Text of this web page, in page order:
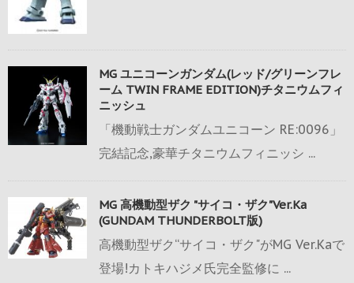
MG ユニコーンガンダム(レッド/グリーンフレ
ーム TWIN FRAME EDITION)チタニウムフィ
ニッシュ
「機動戦士ガンダムユニコーン RE:0096」
完結記念,豪華チタニウムフィニッシ ...
MG 高機動型ザク "サイコ・ザク"Ver.Ka
(GUNDAM THUNDERBOLT版)
高機動型ザク“サイコ・ザク"がMG Ver.Kaで
登場!カトキハジメ氏完全監修に ...